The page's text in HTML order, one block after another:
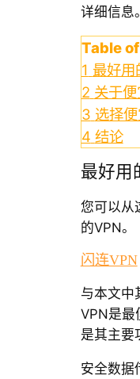
详细信息。
Table
1 最好用
2 关于
3 选择
4 结论
最好用
您可以从
的VPN。
闪连VPN
与本文中
VPN是最
是其主要
安全数据